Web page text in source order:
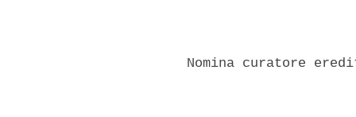
Nomina curatore